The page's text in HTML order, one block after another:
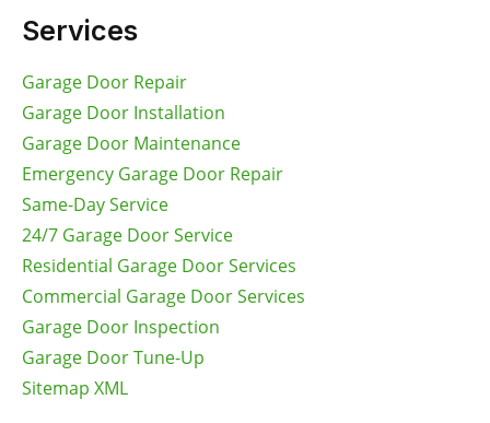
Services
Garage Door Repair
Garage Door Installation
Garage Door Maintenance
Emergency Garage Door Repair
Same-Day Service
24/7 Garage Door Service
Residential Garage Door Services
Commercial Garage Door Services
Garage Door Inspection
Garage Door Tune-Up
Sitemap XML